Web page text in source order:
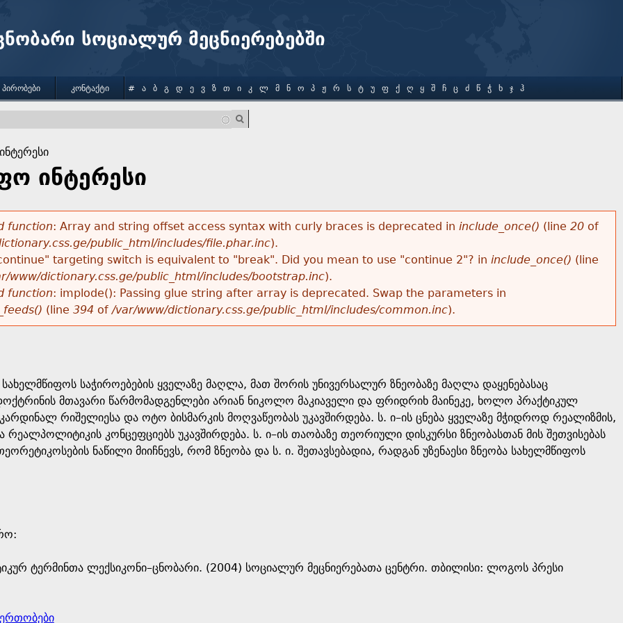
სოციალურ მეცნიერებებში
ინტერესი
function: Array and string offset access syntax with curly braces is deprecated in include_once() (line 20of
public_html/includes/file.phar.inc).
targeting switch is equivalent to "break". Did you mean to use "continue 2"? in include_once() (line
www/dictionary.css.ge/public_html/includes/bootstrap.inc).
function: implode(): Passing glue string after array is deprecated. Swap the parameters in
(line 394 of/var/www/dictionary.css.ge/public_html/includes/common.inc).
საჭიროებების ყველაზე მაღლა, მათ შორის უნივერსალურ ზნეობაზე მაღლა დაყენებასაც
მთავარი წარმომადგენლები არიან ნიკოლო მაკიაველი და ფრიდრიხ მაინეკე, ხოლო პრაქტიკულ
რიშელიესა და ოტო ბისმარკის მოღვაწეობას უკავშირდება. ს. ი–ის ცნება ყველაზე მჭიდროდ რეალიზმის,
კონცეფციებს უკავშირდება. ს. ი–ის თაობაზე თეორიული დისკურსი ზნეობასთან მის შეთვისებას
ნაწილი მიიჩნევს, რომ ზნეობა და ს. ი. შეთავსებადია, რადგან უზენაესი ზნეობა სახელმწიფოს
ტერმინთა ლექსიკონი–ცნობარი. (2004) სოციალურ მეცნიერებათა ცენტრი. თბილისი: ლოგოს პრესი
ᲞᲘᲠᲝᲑᲔᲑᲘ ᲙᲝᲜᲢᲐᲥᲢᲘ # Ა Ბ Გ Დ Ე Ვ Ზ Თ Ი Კ Ლ Მ Ნ Ო Პ Ჟ Რ Ს Ტ Უ Ფ Ქ Ღ Ყ Შ Ჩ Ც Ძ Წ Ჭ Ხ Ჯ Ჰ